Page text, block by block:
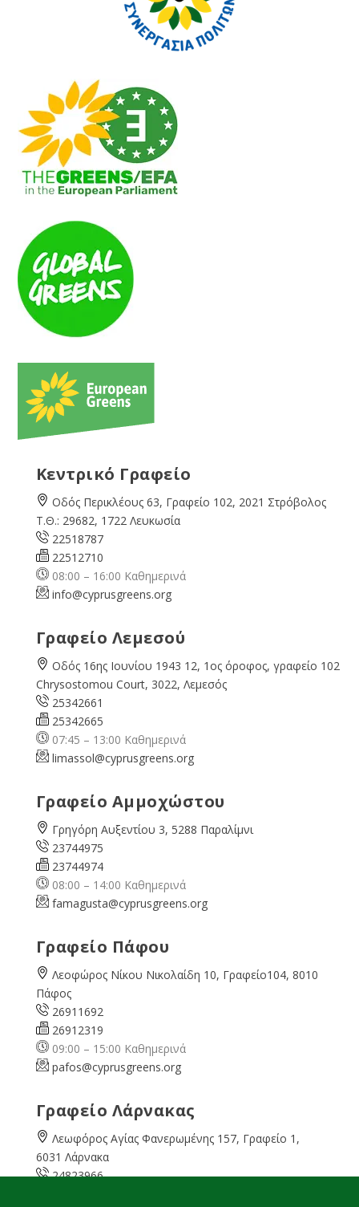
Κεντρικό Γραφείο
Οδός Περικλέους 63, Γραφείο 102, 2021 Στρόβολος
Τ.Θ.: 29682, 1722 Λευκωσία
22518787
22512710
08:00 – 16:00 Καθημερινά
info@cyprusgreens.org
Γραφείο Λεμεσού
Οδός 16ης Ιουνίου 1943 12, 1ος όροφος, γραφείο 102
Chrysostomou Court, 3022, Λεμεσός
25342661
25342665
07:45 – 13:00 Καθημερινά
limassol@cyprusgreens.org
Γραφείο Αμμοχώστου
Γρηγόρη Αυξεντίου 3, 5288 Παραλίμνι
23744975
23744974
08:00 – 14:00 Καθημερινά
famagusta@cyprusgreens.org
Γραφείο Πάφου
Λεοφώρος Νίκου Νικολαίδη 10, Γραφείο104, 8010
Πάφος
26911692
26912319
09:00 – 15:00 Καθημερινά
pafos@cyprusgreens.org
Γραφείο Λάρνακας
Λεωφόρος Αγίας Φανερωμένης 157, Γραφείο 1,
6031 Λάρνακα
24823966